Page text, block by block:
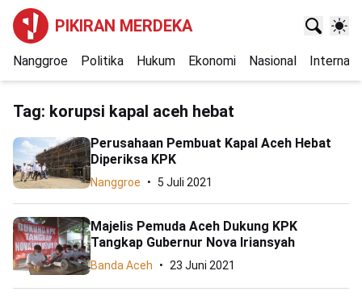
PIKIRAN MERDEKA
Nanggroe Politika Hukum Ekonomi Nasional
Tag: korupsi kapal aceh hebat
Perusahaan Pembuat Kapal Aceh Hebat
Diperiksa KPK
Nanggroe 5 Juli 2021
Majelis Pemuda Aceh Dukung KPK
Tangkap Gubernur Nova Iriansyah
Banda Aceh 23 Juni 2021